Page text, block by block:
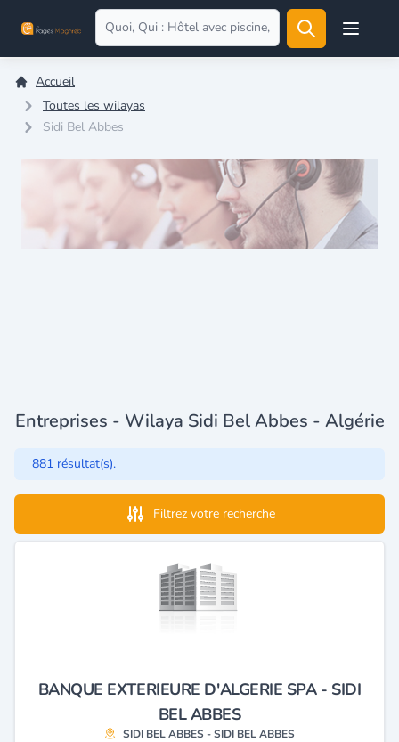
Open
Accueil
Toutes les wilayas
Sidi Bel Abbes
Entreprises - Wilaya Sidi Bel Abbes - Algérie
881 résultat(s).
Filtrez votre recherche
BANQUE EXTERIEURE D'ALGERIE SPA - SIDI
BEL ABBES
SIDI BEL ABBES - SIDI BEL ABBES